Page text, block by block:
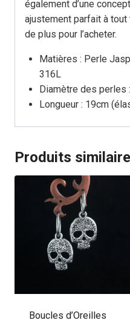
également d’une
ajustement parfait à
de plus pour l’acheter.
Matières : Perle
316L
Diamètre des perles
Longueur : 19cm
Produits
Boucles d’Oreilles